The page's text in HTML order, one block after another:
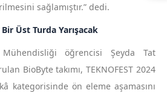
sağlamıştır.” dedi.
Üst Turda Yarışacak
öğrencisi Şeyda Tat
BioByte takımı, TEKNOFEST 2024
kategorisinde ön eleme aşamasını